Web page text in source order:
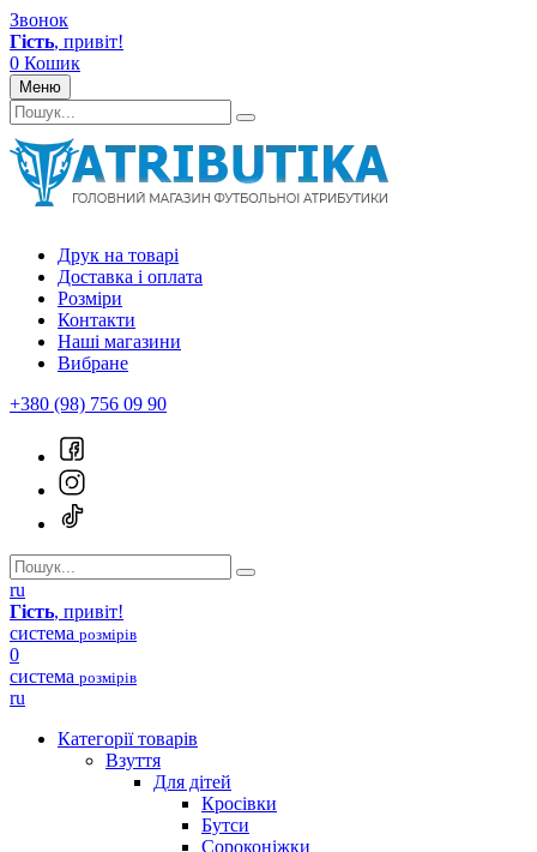
Звонок
Гість, привіт!
0 Кошик
Меню
Друк на товарі
Доставка і оплата
Розміри
Контакти
Наші магазини
Вибране
+380 (98) 756 09 90
ru
Гість, привіт!
система розмірів
0
система розмірів
ru
Категорії товарів
Взуття
Для дітей
Кросівки
Бутси
Сороконіжки